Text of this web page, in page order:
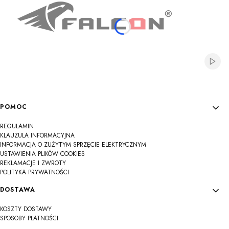
Linki w stopce
POMOC
REGULAMIN
KLAUZULA INFORMACYJNA
INFORMACJA O ZUŻYTYM SPRZĘCIE ELEKTRYCZNYM
USTAWIENIA PLIKÓW COOKIES
REKLAMACJE I ZWROTY
POLITYKA PRYWATNOŚCI
DOSTAWA
KOSZTY DOSTAWY
SPOSOBY PŁATNOŚCI